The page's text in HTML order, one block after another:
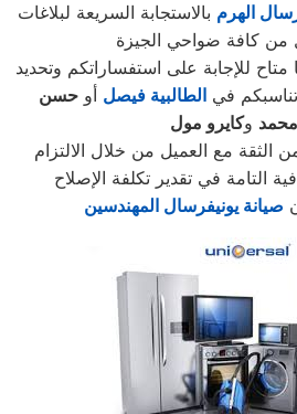
الهرم بالاستجابة السريعة لبلاغات
متاح للإجابة على استفساراتكم وتحديد
تناسبكم فيالطالبية فيصل أوحسن
محمد وكايرو مول
الثقة مع العميل من خلال الالتزام
صيانة يونيفرسال المهندسين